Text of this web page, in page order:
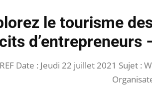
le tourisme
d’entrepreneurs
Date : Jeudi 22 juillet 2021 Sujet